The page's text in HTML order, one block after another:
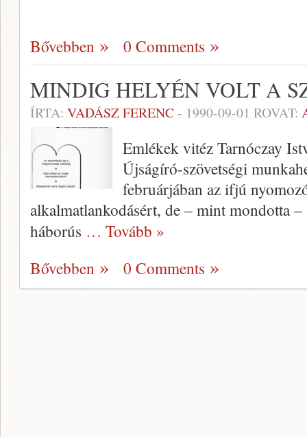
Bővebben 0 Comments
MINDIG HELYÉN VOLT A
ÍRTA: VADÁSZ FERENC- 1990-09-01 ROVAT:
Emlékek vitéz Tarnóczay
Újságíró-szövetségi
febru­árjában az ifjú
alkalmatlan­kodásért, de – mint mondotta
há­borús … Tovább »
Bővebben
0 Comments